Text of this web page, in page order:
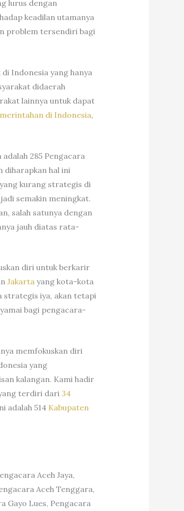
lurus dengan
keadilan utamanya
problem tersendiri bagi
di Indonesia yang hanya
didaerah
lainnya untuk dapat
di Indonesia,
285 Pengacara
diharapkan hal ini
yang kurang strategis di
semakin meningkat.
salah satunya dengan
jauh diatas rata-
diri untuk berkarir
Jakartayang kota-kota
strategis iya, akan tetapi
bagi pengacara-
memfokuskan diri
yang
kalangan. Kami hadir
terdiri dari 34
adalah 514 Kabupaten
Aceh Jaya,
Aceh Tenggara,
Gayo Lues, Pengacara